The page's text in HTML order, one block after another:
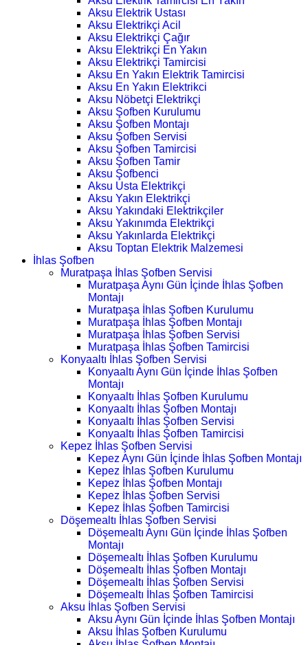
Aksu Elektrik Ustası
Aksu Elektrikçi Acil
Aksu Elektrikçi Çağır
Aksu Elektrikçi En Yakın
Aksu Elektrikçi Tamircisi
Aksu En Yakın Elektrik Tamircisi
Aksu En Yakın Elektrikci
Aksu Nöbetçi Elektrikçi
Aksu Şofben Kurulumu
Aksu Şofben Montajı
Aksu Şofben Servisi
Aksu Şofben Tamircisi
Aksu Şofben Tamir
Aksu Şofbenci
Aksu Usta Elektrikçi
Aksu Yakın Elektrikçi
Aksu Yakındaki Elektrikçiler
Aksu Yakınımda Elektrikçi
Aksu Yakınlarda Elektrikçi
Aksu Toptan Elektrik Malzemesi
İhlas Şofben
Muratpaşa İhlas Şofben Servisi
Muratpaşa Aynı Gün İçinde İhlas Şofben
Montajı
Muratpaşa İhlas Şofben Kurulumu
Muratpaşa İhlas Şofben Montajı
Muratpaşa İhlas Şofben Servisi
Muratpaşa İhlas Şofben Tamircisi
Konyaaltı İhlas Şofben Servisi
Konyaaltı Aynı Gün İçinde İhlas Şofben
Montajı
Konyaaltı İhlas Şofben Kurulumu
Konyaaltı İhlas Şofben Montajı
Konyaaltı İhlas Şofben Servisi
Konyaaltı İhlas Şofben Tamircisi
Kepez İhlas Şofben Servisi
Kepez Aynı Gün İçinde İhlas Şofben Montajı
Kepez İhlas Şofben Kurulumu
Kepez İhlas Şofben Montajı
Kepez İhlas Şofben Servisi
Kepez İhlas Şofben Tamircisi
Döşemealtı İhlas Şofben Servisi
Döşemealtı Aynı Gün İçinde İhlas Şofben
Montajı
Döşemealtı İhlas Şofben Kurulumu
Döşemealtı İhlas Şofben Montajı
Döşemealtı İhlas Şofben Servisi
Döşemealtı İhlas Şofben Tamircisi
Aksu İhlas Şofben Servisi
Aksu Aynı Gün İçinde İhlas Şofben Montajı
Aksu İhlas Şofben Kurulumu